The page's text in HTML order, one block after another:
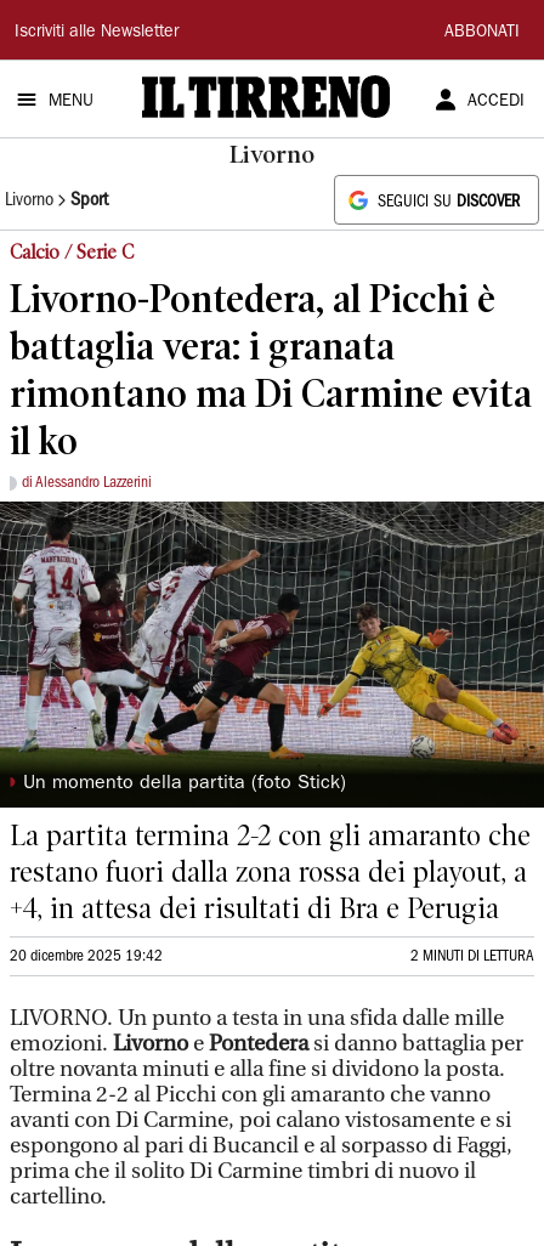
Il
Tirreno
Iscriviti alle Newsletter ABBONATI
MENU ACCEDI
Livorno
Livorno Sport SEGUICI SU DISCOVER
Calcio / Serie C
Livorno-Pontedera, al Picchi è
battaglia vera: i granata
rimontano ma Di Carmine evita
il ko
di Alessandro Lazzerini
◗ Un momento della partita (foto Stick)
La partita termina 2-2 con gli amaranto che
restano fuori dalla zona rossa dei playout, a
+4, in attesa dei risultati di Bra e Perugia
20 dicembre 2025 19:42 2 MINUTI DI LETTURA
LIVORNO. Un punto a testa in una sfida dalle mille
emozioni. LivornoePontederasi danno battaglia per
oltre novanta minuti e alla fine si dividono la posta.
Termina 2-2 al Picchi con gli amaranto che vanno
avanti con Di Carmine, poi calano vistosamente e si
espongono al pari di Bucancil e al sorpasso di Faggi,
prima che il solito Di Carmine timbri di nuovo il
cartellino.